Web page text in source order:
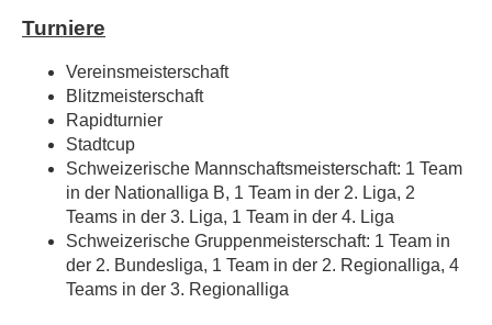
Turniere
Vereinsmeisterschaft
Blitzmeisterschaft
Rapidturnier
Stadtcup
Schweizerische Mannschaftsmeisterschaft: 1 Team
in der Nationalliga B, 1 Team in der 2. Liga, 2
Teams in der 3. Liga, 1 Team in der 4. Liga
Schweizerische Gruppenmeisterschaft: 1 Team in
der 2. Bundesliga, 1 Team in der 2. Regionalliga, 4
Teams in der 3. Regionalliga